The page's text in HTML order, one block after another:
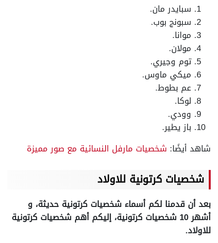
سبايدر مان.
سبونج بوب.
موانا.
مولان.
توم وجيري.
ميكي ماوس.
عم بطوط.
لوكا.
وودي.
باز يطير.
شاهد أيضًا: شخصيات مارفل النسائية مع صور مميزة
شخصيات كرتونية للاولاد
بعد أن قدمنا لكم أسماء شخصيات كرتونية حديثة، و
أشهر 10 شخصيات كرتونية، إليكم أهم شخصيات كرتونية
للاولاد.